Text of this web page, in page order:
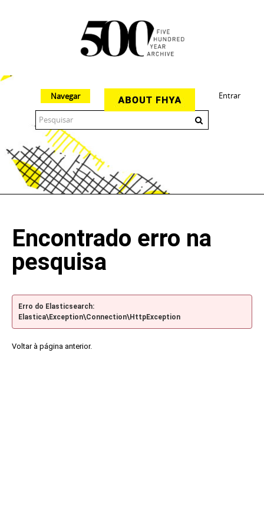
Entrar
Navegar
Encontrado erro na
pesquisa
Erro do Elasticsearch:
Elastica\Exception\Connection\HttpException
Voltar à página anterior.